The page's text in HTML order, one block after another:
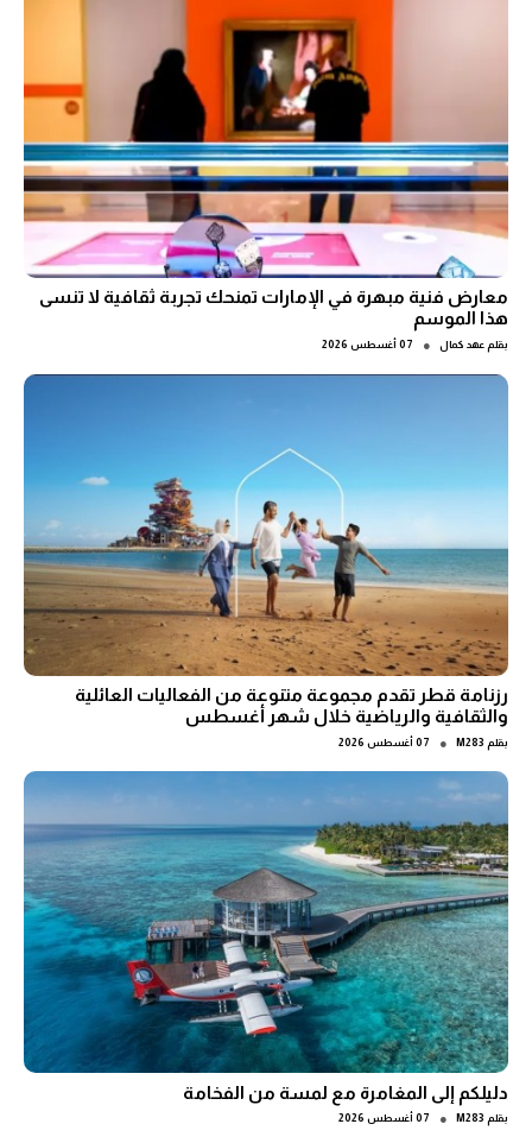
معارض فنية مبهرة في الإمارات تمنحك تجربة ثقافية لا تنسى
هذا الموسم
بقلم عهد كمال ● 07 أغسطس 2026
رزنامة قطر تقدم مجموعة متنوعة من الفعاليات العائلية
والثقافية والرياضية خلال شهر أغسطس
بقلم M283
● 07 أغسطس 2026
دليلكم إلى المغامرة مع لمسة من الفخامة
بقلم M283
● 07 أغسطس 2026